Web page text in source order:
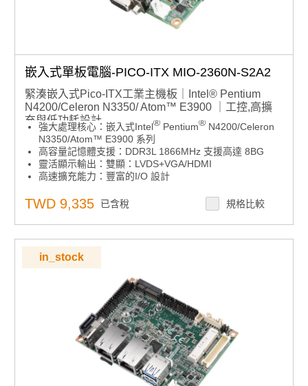
嵌入式單板電腦-PICO-ITX MIO-2360N-S2A2
緊湊嵌入式Pico-ITX工業主機板｜Intel® Pentium
N4200/Celeron N3350/ Atom™ E3900 ｜工控,高擴
充與低功耗設計
強大處理核心：嵌入式Intel® Pentium® N4200/Celeron
N3350/Atom™ E3900 系列
高容量記憶體支援：DDR3L 1866MHz 支援高達 8BG
靈活顯示輸出：雙顯：LVDS+VGA/HDMI
高速擴充能力：豐富的I/O 設計
迷你卡和 mSATA
軟體整合架構：支援 iManager、SUSI API、WISE-
DeviceOn 和 Edge AI 套件
產品諮詢服務：規格諮詢 / 案場規劃 / 交期確認
TWD 9,335 已含稅 規格比較
in_stock